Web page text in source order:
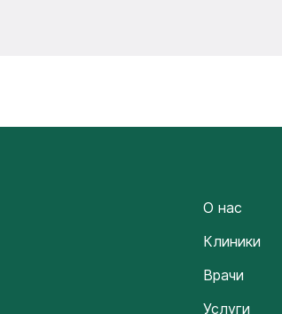
О нас
Клиники
Врачи
Услуги